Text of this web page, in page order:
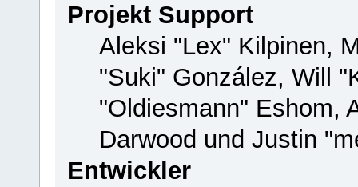
Projekt Support
Aleksi "Lex" Kilpinen,
"Suki" González, Will
"Oldiesmann" Eshom,
Darwood und Justin
Entwickler